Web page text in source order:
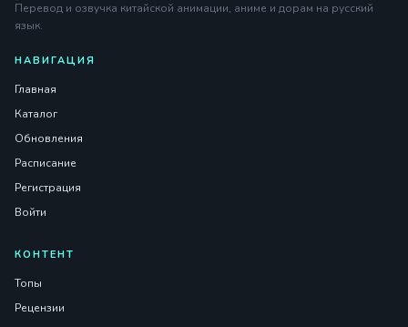
Перевод и озвучка китайской анимации, аниме и дорам на русский
язык.
НАВИГАЦИЯ
Главная
Каталог
Обновления
Расписание
Регистрация
Войти
КОНТЕНТ
Топы
Рецензии